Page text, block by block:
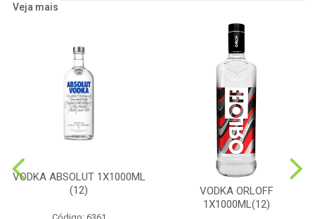
Veja mais
VODKA ABSOLUT 1X1000ML
(12)
VODKA ORLOFF
1X1000ML(12)